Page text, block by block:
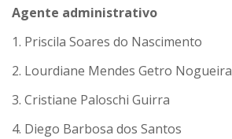
Agente administrativo
1. Priscila Soares do Nascimento
2. Lourdiane Mendes Getro Nogueira
3. Cristiane Paloschi Guirra
4. Diego Barbosa dos Santos